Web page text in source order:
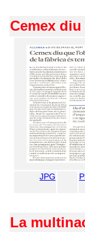
Cemex
JPG
La